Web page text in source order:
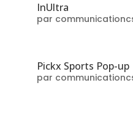
InUltra
par
Pickx Sports Pop-up
par